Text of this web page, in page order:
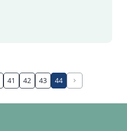
41 42 43 44